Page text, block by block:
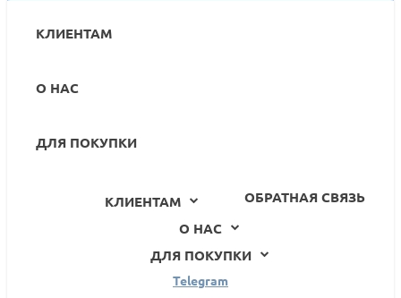
КЛИЕНТАМ
О НАС
ДЛЯ ПОКУПКИ
ОБРАТНАЯ СВЯЗЬ
КЛИЕНТАМ
О НАС
ДЛЯ ПОКУПКИ
Telegram